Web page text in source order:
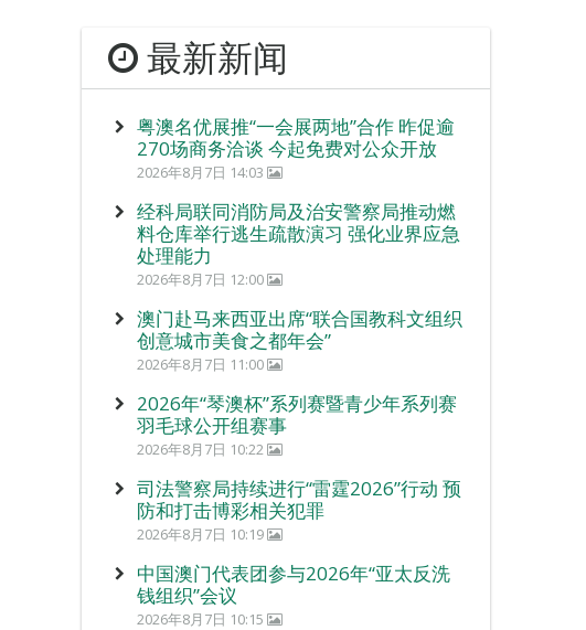
最新新闻
粤澳名优展推“一会展两地”合作 昨促逾
270场商务洽谈 今起免费对公众开放
2026年8月7日 14:03
经科局联同消防局及治安警察局推动燃
料仓库举行逃生疏散演习 强化业界应急
处理能力
2026年8月7日 12:00
澳门赴马来西亚出席“联合国教科文组织
创意城市美食之都年会”
2026年8月7日 11:00
2026年“琴澳杯”系列赛暨青少年系列赛
羽毛球公开组赛事
2026年8月7日 10:22
司法警察局持续进行“雷霆2026”行动 预
防和打击博彩相关犯罪
2026年8月7日 10:19
中国澳门代表团参与2026年“亚太反洗
钱组织”会议
2026年8月7日 10:15